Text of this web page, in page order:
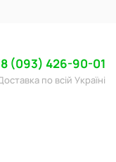
(093) 426-90-01
по всій Україні